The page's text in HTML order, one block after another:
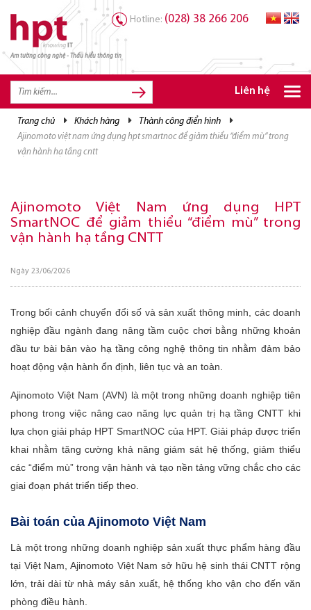
Am tường công nghệ - Thấu hiểu thông tin
Hotline: (028) 38 266 206
Liên hệ
trang chủ khách hàng thành công điển hình
ajinomoto việt nam ứng dụng hpt smartnoc để giảm thiểu “điểm mù” trong
vận hành hạ tầng cntt
Ajinomoto Việt Nam ứng dụng HPT
SmartNOC để giảm thiểu “điểm mù” trong
vận hành hạ tầng CNTT
Ngày 23/06/2026
Trong bối cảnh chuyển đổi số và sản xuất thông minh, các doanh
nghiệp đầu ngành đang nâng tầm cuộc chơi bằng những khoản
đầu tư bài bản vào hạ tầng công nghệ thông tin nhằm đảm bảo
hoạt động vận hành ổn định, liên tục và an toàn.
Ajinomoto Việt Nam (AVN) là một trong những doanh nghiệp tiên
phong trong việc nâng cao năng lực quản trị hạ tầng CNTT khi
lựa chọn giải pháp HPT SmartNOC của HPT. Giải pháp được triển
khai nhằm tăng cường khả năng giám sát hệ thống, giảm thiểu
các “điểm mù” trong vận hành và tạo nền tảng vững chắc cho các
giai đoạn phát triển tiếp theo.
Bài toán của Ajinomoto Việt Nam
Là một trong những doanh nghiệp sản xuất thực phẩm hàng đầu
tại Việt Nam, Ajinomoto Việt Nam sở hữu hệ sinh thái CNTT rộng
lớn, trải dài từ nhà máy sản xuất, hệ thống kho vận cho đến văn
phòng điều hành.
TRANG CHỦ
TRANG CHỦ
GIẢI PHÁP
CƠ HỘI NGHỀ NGHIỆP